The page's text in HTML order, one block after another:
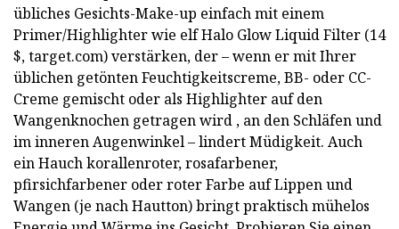
übliches Gesichts-Make-up einfach mit einem
Primer/Highlighter wie elf Halo Glow Liquid Filter (14
$, target.com) verstärken, der – wenn er mit Ihrer
üblichen getönten Feuchtigkeitscreme, BB- oder CC-
Creme gemischt oder als Highlighter auf den
Wangenknochen getragen wird , an den Schläfen und
im inneren Augenwinkel – lindert Müdigkeit. Auch
ein Hauch korallenroter, rosafarbener,
pfirsichfarbener oder roter Farbe auf Lippen und
Wangen (je nach Hautton) bringt praktisch mühelos